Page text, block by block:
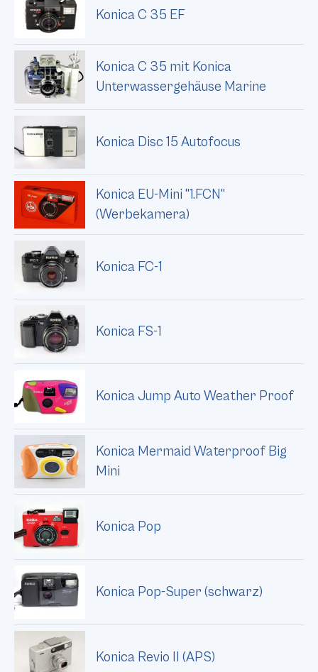
Konica C 35 EF
Konica C 35 mit Konica
Unterwassergehäuse Marine
Konica Disc 15 Autofocus
Konica EU-Mini "1.FCN"
(Werbekamera)
Konica FC-1
Konica FS-1
Konica Jump Auto Weather Proof
Konica Mermaid Waterproof Big
Mini
Konica Pop
Konica Pop-Super (schwarz)
Konica Revio II (APS)